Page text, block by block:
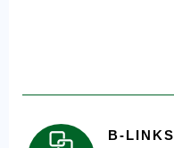
B-LINKS